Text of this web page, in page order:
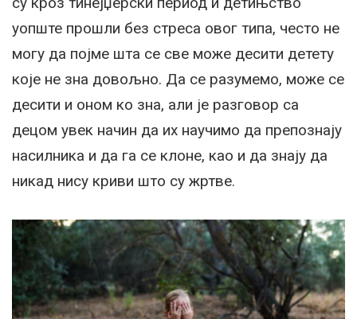
уопште прошли без стреса овог типа, често не
могу да појме шта се све може десити детету
које не зна довољно. Да се разумемо, може се
десити и оном ко зна, али је разговор са
децом увек начин да их научимо да препознају
насилника и да га се клоне, као и да знају да
никад нису криви што су жртве.